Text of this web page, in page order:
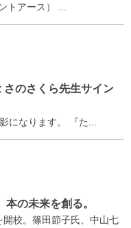
トアース） ...
さのさくら先生サイン
になります。 『た...
本の未来を創る。
校。篠田節子氏、中山七